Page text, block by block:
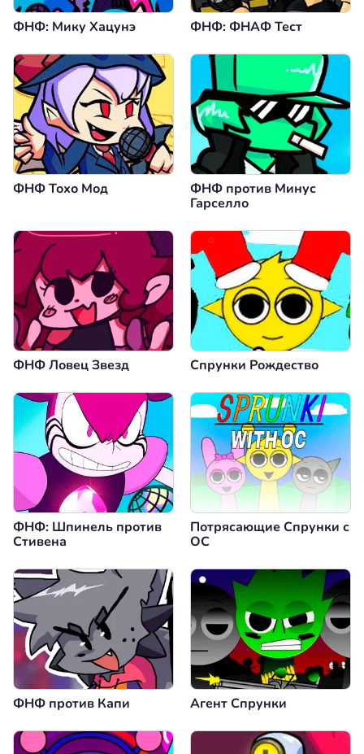
ФНФ: Мику Хацунэ ФНФ: ФНАФ Тест
ФНФ Тохо Мод
ФНФ против Минус
Гарселло
ФНФ Ловец Звезд Спрунки Рождество
ФНФ: Шпинель против
Стивена
Потрясающие Спрунки с
OC
ФНФ против Капи Агент Спрунки